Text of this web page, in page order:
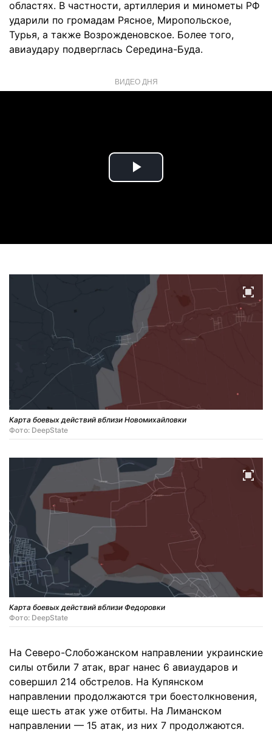
областях. В частности, артиллерия и минометы РФ
ударили по громадам Рясное, Миропольское,
Турья, а также Возрожденовское. Более того,
авиаудару подверглась Середина-Буда.
ВИДЕО ДНЯ
Play
Карта боевых действий вблизи Новомихайловки
Фото: DeepState
Карта боевых действий вблизи Федоровки
Фото: DeepState
На Северо-Слобожанском направлении украинские
силы отбили 7 атак, враг нанес 6 авиаударов и
совершил 214 обстрелов. На Купянском
направлении продолжаются три боестолкновения,
еще шесть атак уже отбиты. На Лиманском
направлении — 15 атак, из них 7 продолжаются.